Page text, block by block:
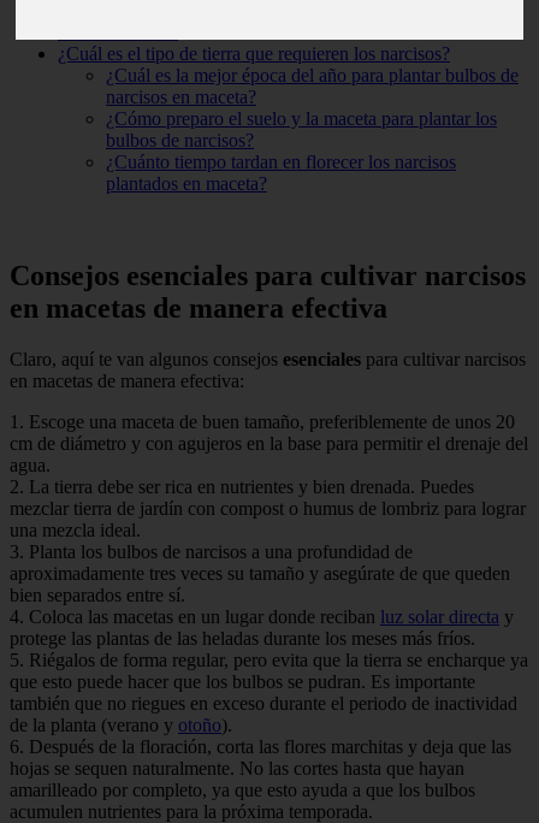
¿Cuál es el tipo de tierra que requieren los narcisos?
¿Cuál es la mejor época del año para plantar bulbos de
narcisos en maceta?
¿Cómo preparo el suelo y la maceta para plantar los
bulbos de narcisos?
¿Cuánto tiempo tardan en florecer los narcisos
plantados en maceta?
Consejos esenciales para cultivar narcisos
en macetas de manera efectiva
Claro, aquí te van algunos consejos esenciales para cultivar narcisos
en macetas de manera efectiva:
1. Escoge una maceta de buen tamaño, preferiblemente de unos 20
cm de diámetro y con agujeros en la base para permitir el drenaje del
agua.
2. La tierra debe ser rica en nutrientes y bien drenada. Puedes
mezclar tierra de jardín con compost o humus de lombriz para lograr
una mezcla ideal.
3. Planta los bulbos de narcisos a una profundidad de
aproximadamente tres veces su tamaño y asegúrate de que queden
bien separados entre sí.
4. Coloca las macetas en un lugar donde reciban luz solar directa y
protege las plantas de las heladas durante los meses más fríos.
5. Riégalos de forma regular, pero evita que la tierra se encharque ya
que esto puede hacer que los bulbos se pudran. Es importante
también que no riegues en exceso durante el periodo de inactividad
de la planta (verano y otoño).
6. Después de la floración, corta las flores marchitas y deja que las
hojas se sequen naturalmente. No las cortes hasta que hayan
amarilleado por completo, ya que esto ayuda a que los bulbos
acumulen nutrientes para la próxima temporada.